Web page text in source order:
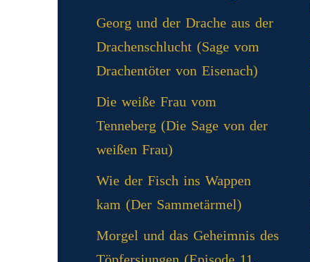
Georg und der Drache aus der
Drachenschlucht (Sage vom
Drachentöter von Eisenach)
Die weiße Frau vom
Tenneberg (Die Sage von der
weißen Frau)
Wie der Fisch ins Wappen
kam (Der Sammetärmel)
Morgel und das Geheimnis des